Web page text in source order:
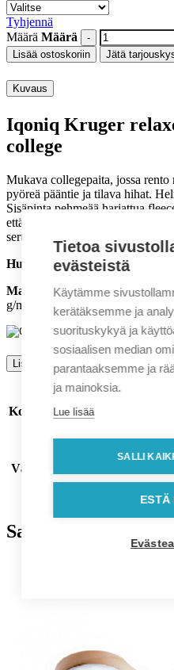
Tyhjennä
Määrä Määrä
Lisää ostoskoriin Jätä
Kuvaus
Iqoniq Kruger
college
Mukava collegepaita, jossa
pyöreä pääntie ja tilava hihat.
Sisäpinta pehmeää harjattua
että naisille. Collegepaita on
sertifikaatilla.
Huom!
3XL on saatavilla vain
Materiaali:50% luomupuuvilla,
g/m2.
Lisätietoja
Koko XXS, XS,
Väri
lila,
tummanvihreä,turkoosi,
Saatat pitää myös
Tietoa
evästeistä
Käytämme
kerätäksemme ja
suorituskykyä ja
sosiaalisen median
parantaaksemme ja
ja mainoksia.
Lue lisää
SALLI
ESTÄ